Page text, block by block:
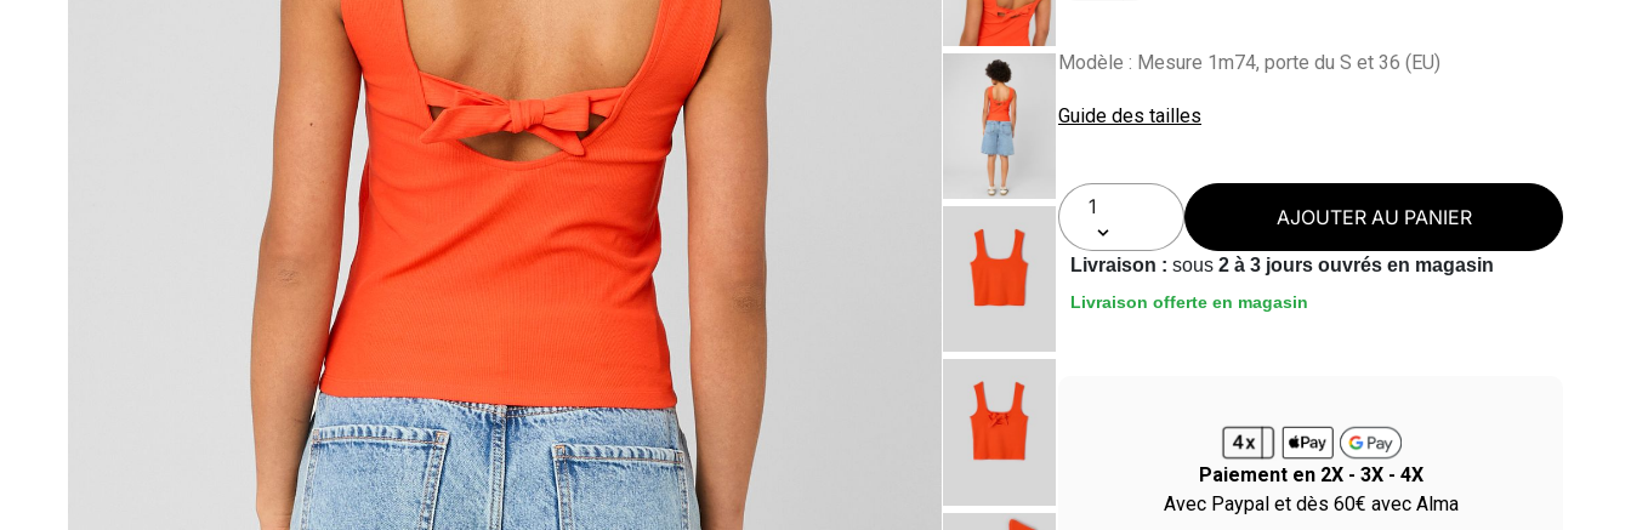
Modèle : Mesure 1m74, porte du S et 36 (EU)
Guide des tailles
AJOUTER AU PANIER
Livraison : sous 2 à 3 jours ouvrés en magasin
Livraison offerte en magasin
Retours gratuits
Pendant 90 jours
Livraison offerte*
En magasin, ou dès 49€ d'achats à domicile
Paiement en 2X - 3X - 4X
Avec Paypal et dès 60€ avec Alma